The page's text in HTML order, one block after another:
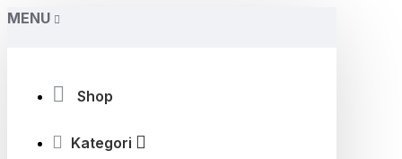
MENU
Shop
Kategori